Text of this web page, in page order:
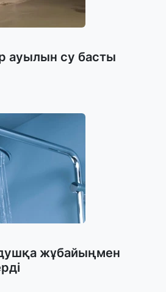
ауылын су басты
жұбайыңмен